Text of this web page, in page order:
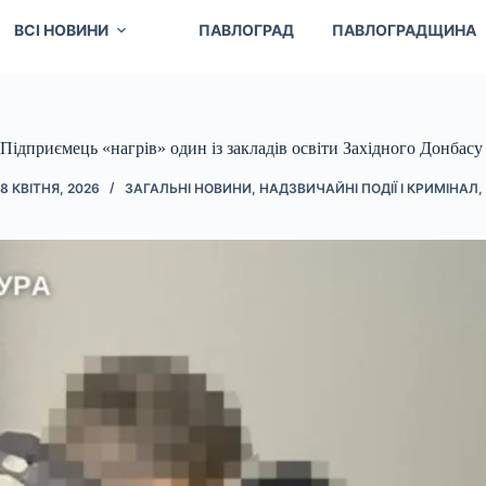
ВСІ НОВИНИ ПАВЛОГРАД ПАВЛОГРАДЩИНА
Підприємець «нагрів» один із закладів освіти Західного
8 КВІТНЯ, 2026 ЗАГАЛЬНІ НОВИНИ, НАДЗВИЧАЙНІ ПОДІЇ І КРИМІНАЛ,